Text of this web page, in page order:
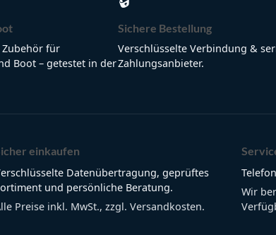
Zubehör für
Boot – getestet in der
Sichere Bestellung
Verschlüsselte Verbindung &
Zahlungsanbieter.
einkaufen
Datenübertragung, geprüftes
und persönliche Beratung.
Preise inkl. MwSt., zzgl. Versandkosten.
Wir